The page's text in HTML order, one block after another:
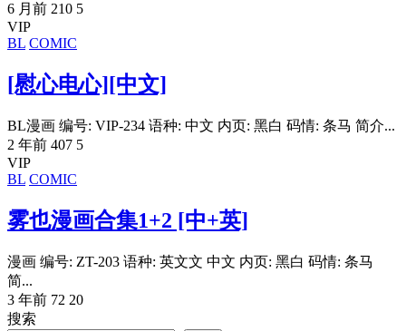
6 月前 210 5
VIP
BL COMIC
[慰心电心][中文]
BL漫画 编号: VIP-234 语种: 中文 内页: 黑白 码情: 条马 简介...
2 年前 407 5
VIP
BL COMIC
雾也漫画合集1+2 [中+英]
漫画 编号: ZT-203 语种: 英文文 中文 内页: 黑白 码情: 条马
简...
3 年前 72 20
搜索